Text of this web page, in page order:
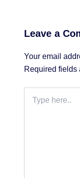
Leave a
Your email
Required fields
here..